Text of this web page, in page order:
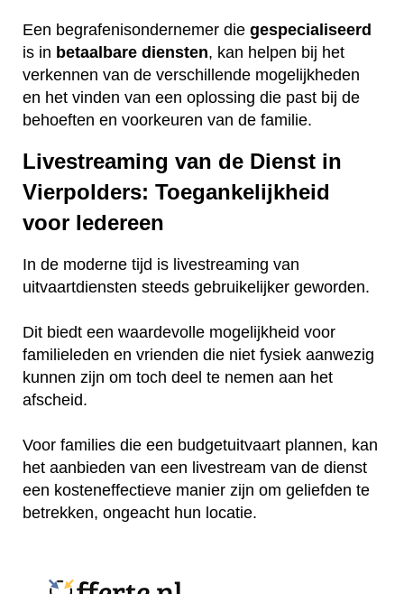
Een begrafenisondernemer die gespecialiseerd
is in betaalbare diensten, kan helpen bij het
verkennen van de verschillende mogelijkheden
en het vinden van een oplossing die past bij de
behoeften en voorkeuren van de familie.
Livestreaming van de Dienst in
Vierpolders: Toegankelijkheid
voor Iedereen
In de moderne tijd is livestreaming van
uitvaartdiensten steeds gebruikelijker geworden.
Dit biedt een waardevolle mogelijkheid voor
familieleden en vrienden die niet fysiek aanwezig
kunnen zijn om toch deel te nemen aan het
afscheid.
Voor families die een budgetuitvaart plannen, kan
het aanbieden van een livestream van de dienst
een kosteneffectieve manier zijn om geliefden te
betrekken, ongeacht hun locatie.